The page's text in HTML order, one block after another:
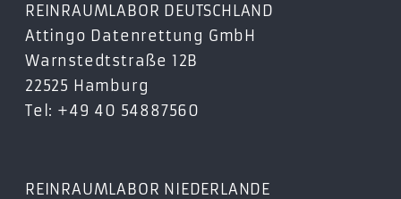
990 PRO
MZ-V9P1T0BW
MZ-V9P1T0CW
MZ-V9P1T0GW
MZ-V9P2T0BW
MZ-V9P4T0BW
REINRAUMLABOR DEUTSCHLAND
Attingo Datenrettung GmbH
Warnstedtstraße 12B
22525 Hamburg
Tel: +49 40 54887560
REINRAUMLABOR NIEDERLANDE